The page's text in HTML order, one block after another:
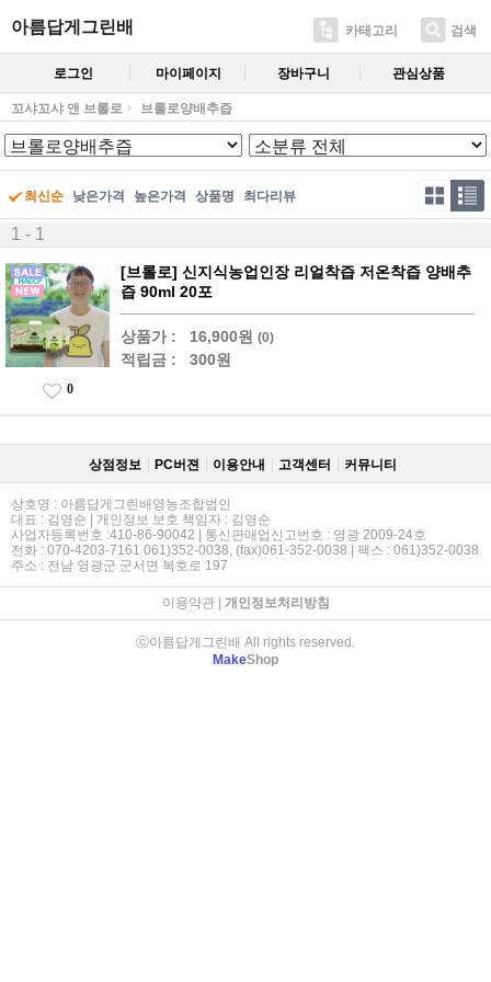
아름답게그린배 카테고리 검색
로그인 마이페이지 장바구니 관심상품
꼬샤꼬샤 앤 브롤로 브롤로양배추즙
최신순 낮은가격 높은가격 상품명 최다리뷰
1 - 1
[브롤로] 신지식농업인장 리얼착즙 저온착즙 양배추
즙 90ml 20포
상품가 : 16,900원 (0)
적립금 : 300원
0
상점정보 PC버젼 이용안내 고객센터 커뮤니티
상호명 : 아름답게그린배영농조합법인
대표 : 김영순 | 개인정보 보호 책임자 : 김영순
사업자등록번호 :410-86-90042 | 통신판매업신고번호 : 영광 2009-24호
전화 : 070-4203-7161 061)352-0038, (fax)061-352-0038 | 팩스 : 061)352-0038
주소 : 전남 영광군 군서면 복호로 197
이용약관| 개인정보처리방침
ⓒ아름답게그린배 All rights reserved.
MakeShop